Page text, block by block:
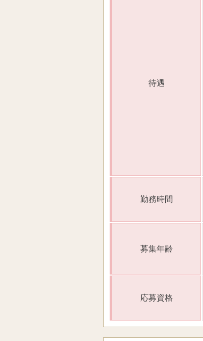
待遇
勤務時間
募集年齢
応募資格